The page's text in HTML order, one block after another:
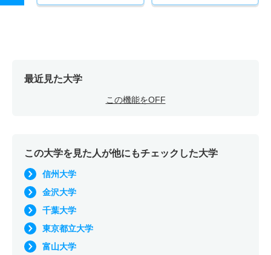
最近見た大学
この機能をOFF
この大学を見た人が他にもチェックした大学
信州大学
金沢大学
千葉大学
東京都立大学
富山大学